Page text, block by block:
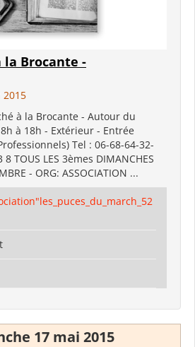
la Brocante -
2015
à la Brocante - Autour du
à 18h - Extérieur - Entrée
Tel : 06-68-64-32-
TOUS LES 3èmes DIMANCHES
- ORG: ASSOCIATION ...
17 mai 2015